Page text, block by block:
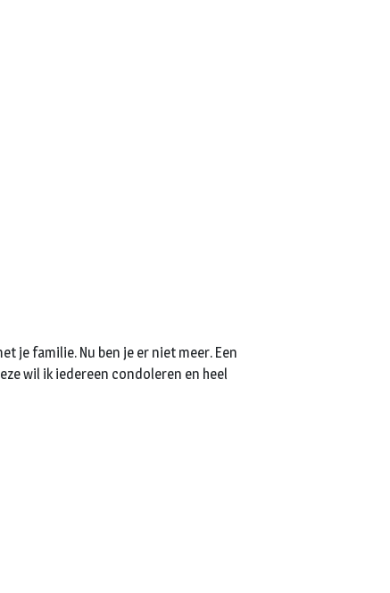
je familie. Nu ben je er niet meer. Een
wil ik iedereen condoleren en heel